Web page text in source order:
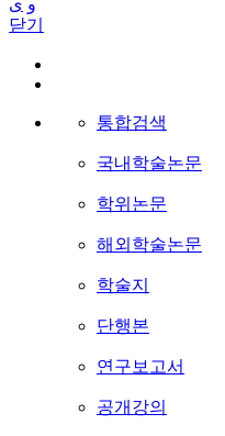
و ی
닫기
통합검색
국내학술논문
학위논문
해외학술논문
학술지
단행본
연구보고서
공개강의